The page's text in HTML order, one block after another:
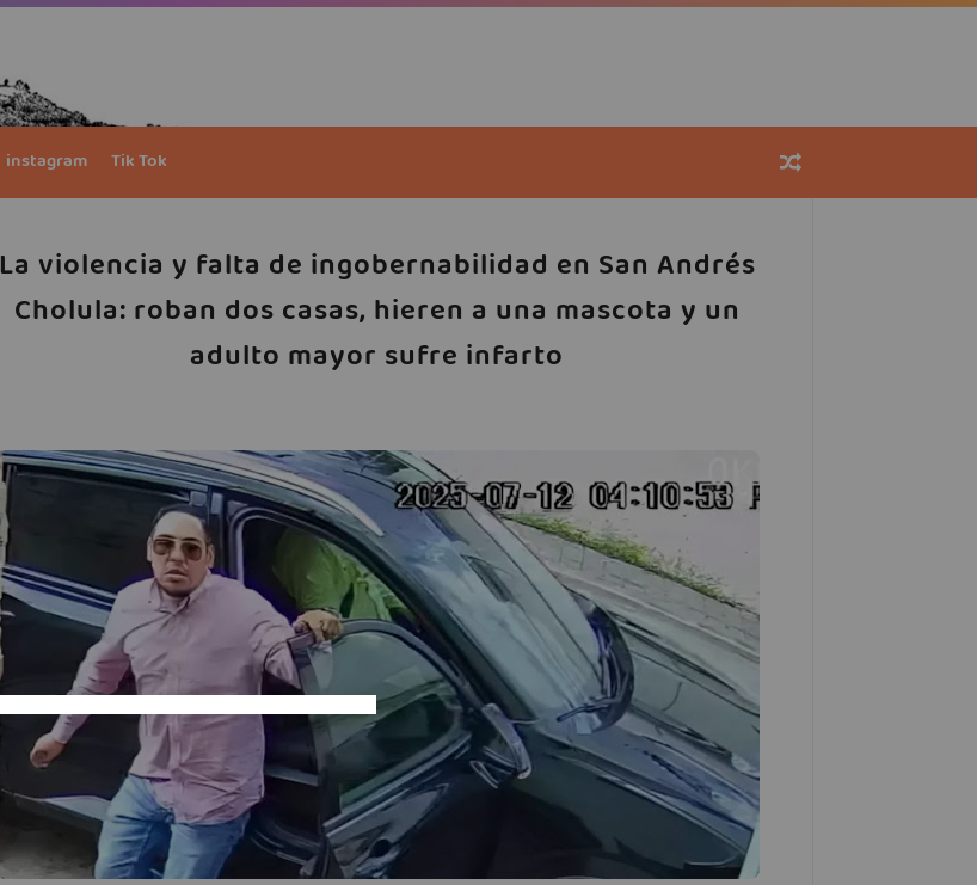
instagram Tik Tok
La violencia y falta de ingobernabilidad en San Andrés
Cholula: roban dos casas, hieren a una mascota y un
adulto mayor sufre infarto